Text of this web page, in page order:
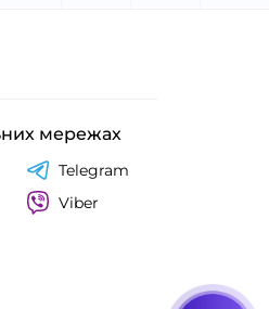
мережах
Telegram
Viber